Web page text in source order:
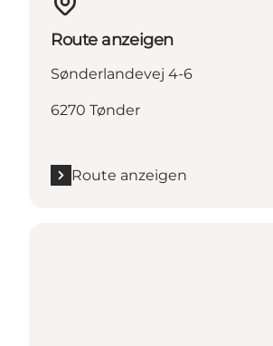
Route anzeigen
Sønderlandevej 4-6
6270 Tønder
Route anzeigen